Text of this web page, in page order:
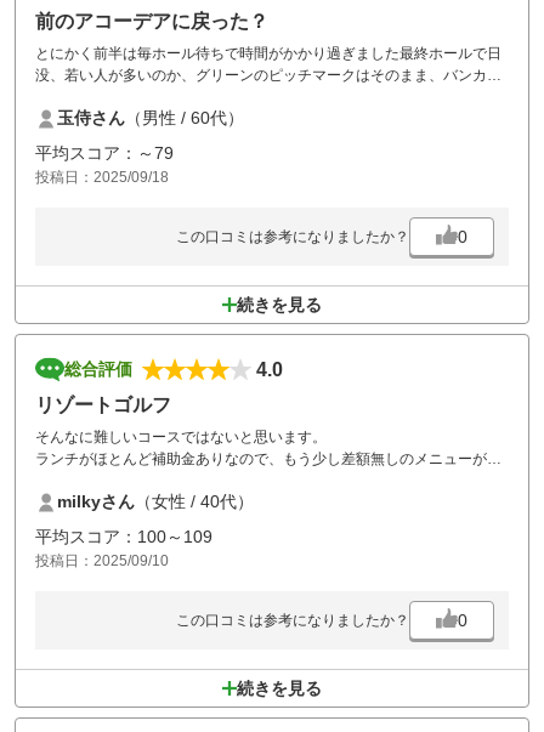
前のアコーデアに戻った？
とにかく前半は毎ホール待ちで時間がかかり過ぎました最終ホールで日
没、若い人が多いのか、グリーンのピッチマークはそのまま、バンカー
玉侍さん （男性 / 60代）
平均スコア：～79
投稿日：2025/09/18
この口コミは参考になりましたか？ 0
続きを見る
総合評価
4.0
リゾートゴルフ
そんなに難しいコースではないと思います。
ランチがほとんど補助金ありなので、もう少し差額無しのメニューがあ
milkyさん （女性 / 40代）
平均スコア：100～109
投稿日：2025/09/10
この口コミは参考になりましたか？ 0
続きを見る